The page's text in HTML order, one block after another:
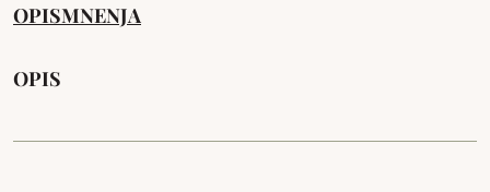
OPISMNENJA
OPIS